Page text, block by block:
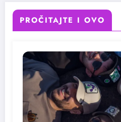
PROČITAJTE I OVO